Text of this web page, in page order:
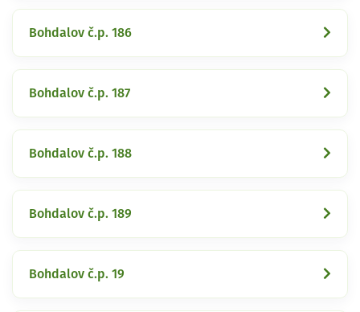
Bohdalov č.p. 186
Bohdalov č.p. 187
Bohdalov č.p. 188
Bohdalov č.p. 189
Bohdalov č.p. 19